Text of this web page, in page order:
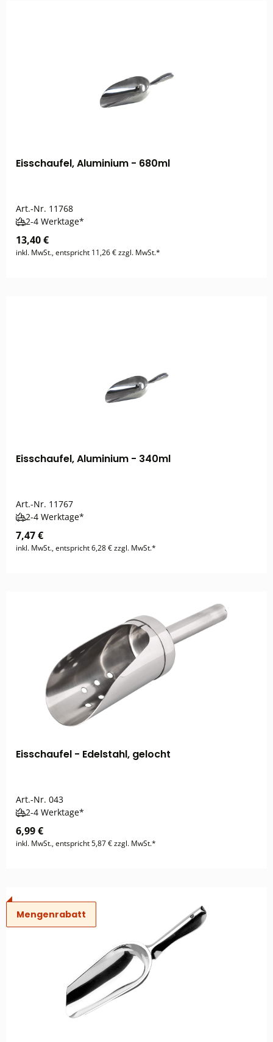
Eisschaufel, Aluminium - 680ml
Art.-Nr. 11768
2-4 Werktage*
13,40 €
inkl. MwSt., entspricht 11,26 € zzgl. MwSt.*
Eisschaufel, Aluminium - 340ml
Art.-Nr. 11767
2-4 Werktage*
7,47 €
inkl. MwSt., entspricht 6,28 € zzgl. MwSt.*
Eisschaufel - Edelstahl, gelocht
Art.-Nr. 043
2-4 Werktage*
6,99 €
inkl. MwSt., entspricht 5,87 € zzgl. MwSt.*
Mengenrabatt